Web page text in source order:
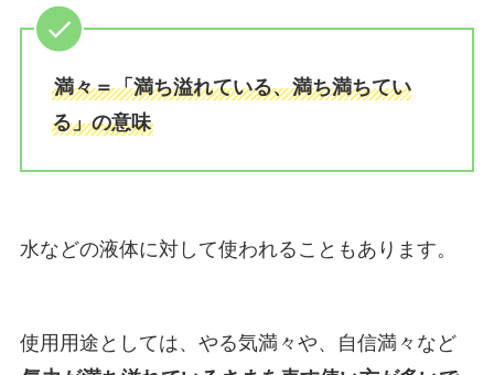
満々＝「満ち溢れている、満ち満ちてい
る」の意味
水などの液体に対して使われることもあります。
使用用途としては、やる気満々や、自信満々など